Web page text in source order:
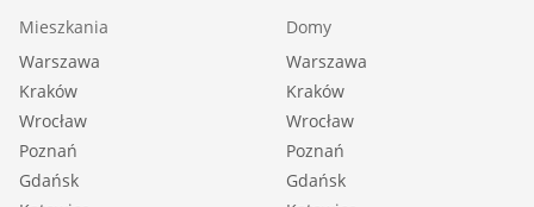
Mieszkania
Warszawa
Kraków
Wrocław
Poznań
Gdańsk
Domy
Warszawa
Kraków
Wrocław
Poznań
Gdańsk